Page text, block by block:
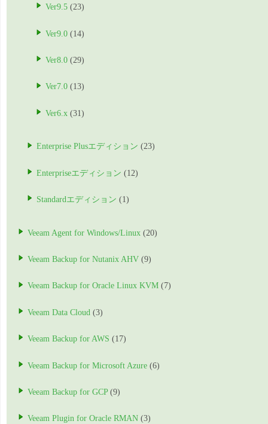
Ver9.5 (23)
Ver9.0 (14)
Ver8.0 (29)
Ver7.0 (13)
Ver6.x (31)
Enterprise Plusエディション (23)
Enterpriseエディション (12)
Standardエディション (1)
Veeam Agent for Windows/Linux (20)
Veeam Backup for Nutanix AHV (9)
Veeam Backup for Oracle Linux KVM (7)
Veeam Data Cloud (3)
Veeam Backup for AWS (17)
Veeam Backup for Microsoft Azure (6)
Veeam Backup for GCP(9)
Veeam Plugin for Oracle RMAN (3)